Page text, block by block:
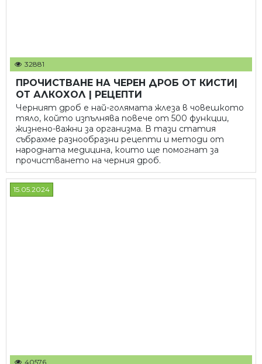
32881
ПРОЧИСТВАНЕ НА ЧЕРЕН ДРОБ ОТ КИСТИ|
ОТ АЛКОХОЛ | РЕЦЕПТИ
Черният дроб е най-голямата жлеза в човешкото
тяло, който изпълнява повече от 500 функции,
жизнено-важни за организма. В тази статия
събрахме разнообразни рецепти и методи от
народната медицина, които ще помогнат за
прочистването на черния дроб.
15.05.2024
40576